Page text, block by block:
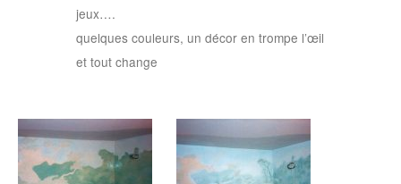
jeux….
quelques couleurs, un décor en trompe l’œil
et tout change